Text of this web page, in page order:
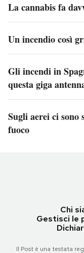
La cannabis fa
Un incendio così
Gli incendi in
questa giga
Sugli aerei ci sono
fuoco
Chi
Gestisci le
Il Post è una testata